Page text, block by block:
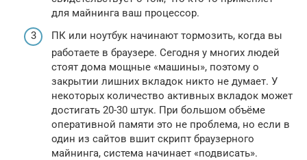
для майнинга ваш процессор.
ПК или ноутбук начинают тормозить, когда вы
работаете в браузере. Сегодня у многих людей
стоят дома мощные «машины», поэтому о
закрытии лишних вкладок никто не думает. У
некоторых количество активных вкладок может
достигать 20-30 штук. При большом объёме
оперативной памяти это не проблема, но если в
один из сайтов вшит скрипт браузерного
майнинга, система начинает «подвисать».